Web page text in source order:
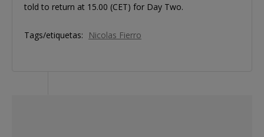
told to return at 15.00 (CET) for Day Two.
Tags/etiquetas: Nicolas Fierro